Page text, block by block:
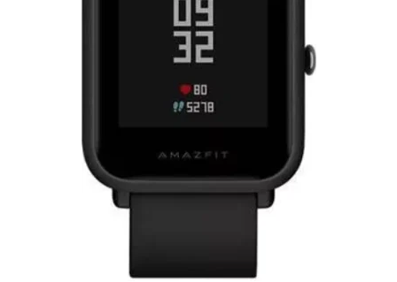
выбранный способом
% будут
с вашей карты